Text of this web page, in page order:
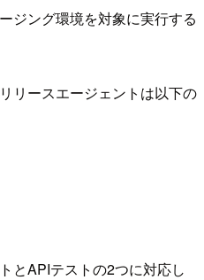
ジング環境を対象に実行する
リースエージェントは以下の
とAPIテストの2つに対応し